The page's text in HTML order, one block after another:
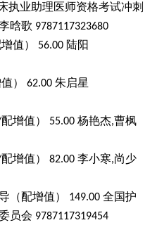
执业助理医师资格考试冲刺
晗歌 9787117323680
值） 56.00 陆阳
） 62.00 朱启星
配增值） 55.00 杨艳杰,曹枫
配增值） 82.00 李小寒,尚少
（配增值） 149.00 全国护
员会 9787117319454